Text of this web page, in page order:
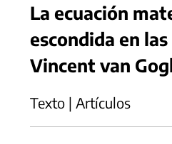
La ecuación
escondida en
Vincent van
Texto | Artículos